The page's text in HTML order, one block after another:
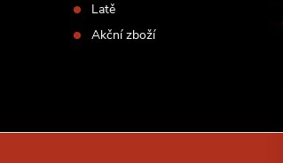
Latě
Akční zboží